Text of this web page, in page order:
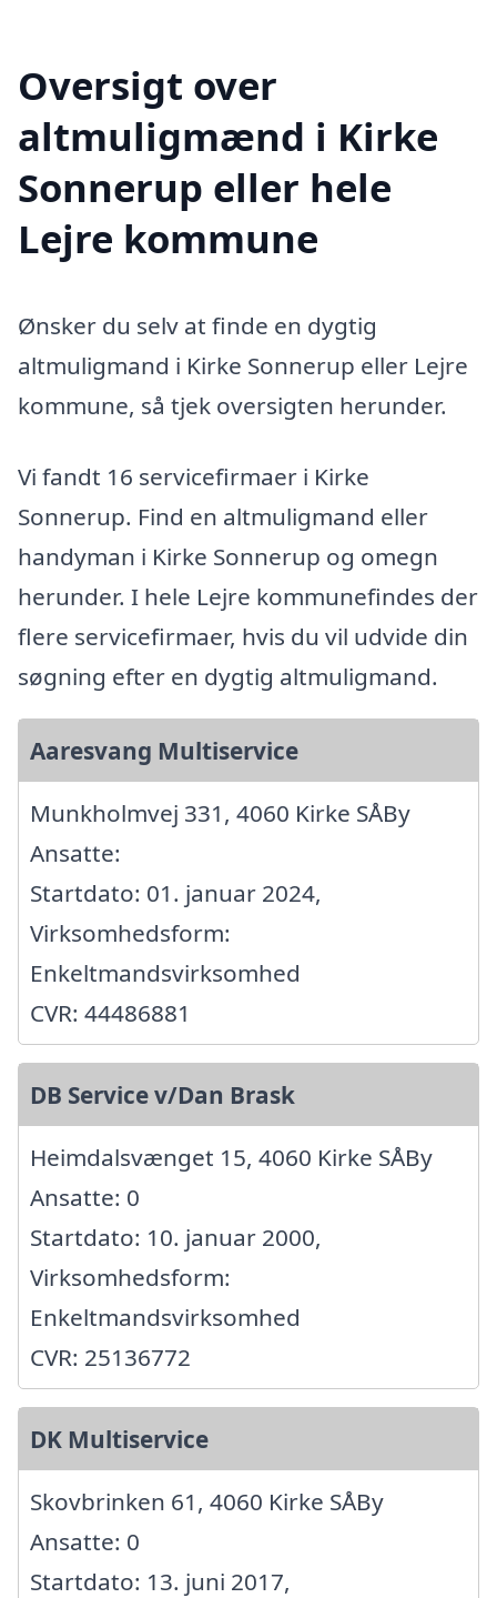
Oversigt over
altmuligmænd i Kirke
Sonnerup eller hele
Lejre kommune
Ønsker du selv at finde en dygtig
altmuligmand i Kirke Sonnerup eller Lejre
kommune, så tjek oversigten herunder.
Vi fandt 16 servicefirmaer i Kirke
Sonnerup. Find en altmuligmand eller
handyman i Kirke Sonnerup og omegn
herunder. I hele Lejre kommunefindes der
flere servicefirmaer, hvis du vil udvide din
søgning efter en dygtig altmuligmand.
Aaresvang Multiservice
Munkholmvej 331, 4060 Kirke SÅBy
Ansatte:
Startdato: 01. januar 2024,
Virksomhedsform:
Enkeltmandsvirksomhed
CVR: 44486881
DB Service v/Dan Brask
Heimdalsvænget 15, 4060 Kirke SÅBy
Ansatte: 0
Startdato: 10. januar 2000,
Virksomhedsform:
Enkeltmandsvirksomhed
CVR: 25136772
DK Multiservice
Skovbrinken 61, 4060 Kirke SÅBy
Ansatte: 0
Startdato: 13. juni 2017,